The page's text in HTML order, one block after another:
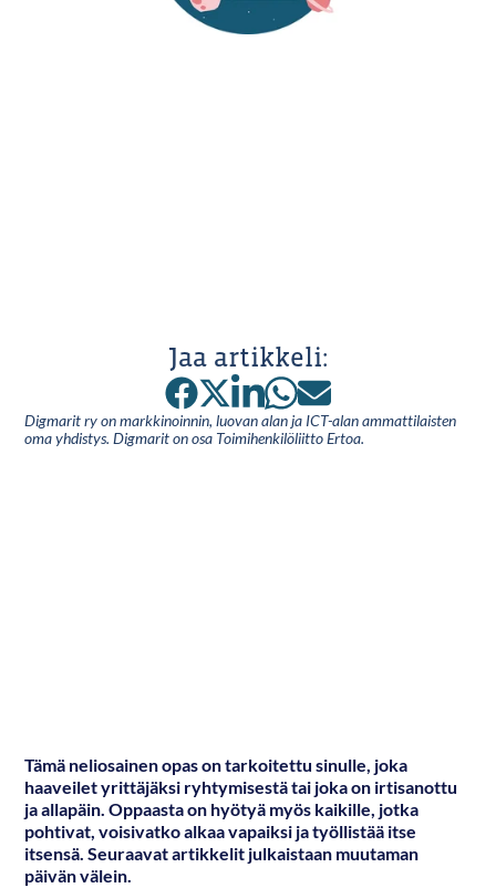
Jaa artikkeli:
Digmarit ry on markkinoinnin, luovan alan ja ICT-alan ammattilaisten
oma yhdistys. Digmarit on osa Toimihenkilöliitto Ertoa.
Tämä neliosainen opas on tarkoitettu sinulle, joka
haaveilet yrittäjäksi ryhtymisestä tai joka on irtisanottu
ja allapäin. Oppaasta on hyötyä myös kaikille, jotka
pohtivat, voisivatko alkaa vapaiksi ja työllistää itse
itsensä. Seuraavat artikkelit julkaistaan muutaman
päivän välein.